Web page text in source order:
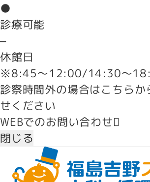
●
診療可能
–
休館日
※8:45～12:00/14:30～
診察時間外の場合はこちらか
せください
WEBでのお問い合わせ
閉じる